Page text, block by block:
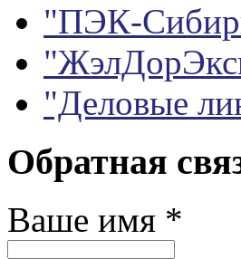
"ПЭК-
"Деловые
Обратная
Ваше имя *